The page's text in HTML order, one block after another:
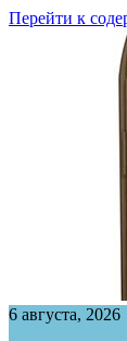
Перейти к
6 августа, 2026